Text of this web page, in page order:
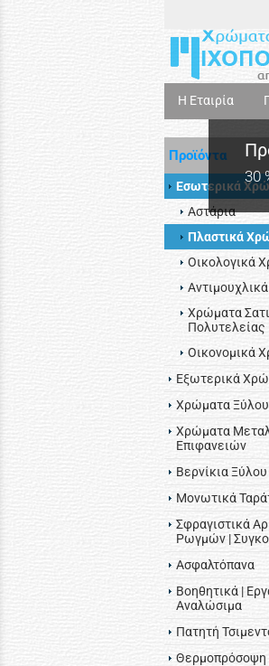
Η Εταιρία
30
Προϊόντα
Εσωτερικά
Αστάρια
Πλαστικά
Οικολογικά
Χρώματα
Πολυτελείας
Οικονομικά
Εξωτερικά
Χρώματα Ξύλου
Χρώματα
Επιφανειών
Βερνίκια Ξύλου
Μονωτικά
Σφραγιστικά
Ρωγμών |
Ασφαλτόπανα
Βοηθητικά |
Αναλώσιμα
Πατητή
Θερμοπρόσοψη